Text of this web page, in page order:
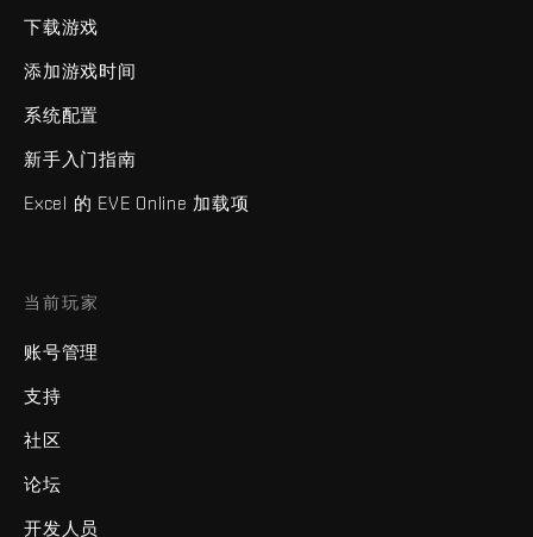
下载游戏
添加游戏时间
系统配置
新手入门指南
Excel 的 EVE Online 加载项
当前玩家
账号管理
支持
社区
论坛
开发人员